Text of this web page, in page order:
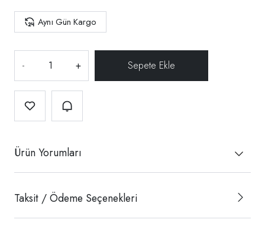
Aynı Gün Kargo
- +
Ürün Yorumları
Taksit / Ödeme Seçenekleri